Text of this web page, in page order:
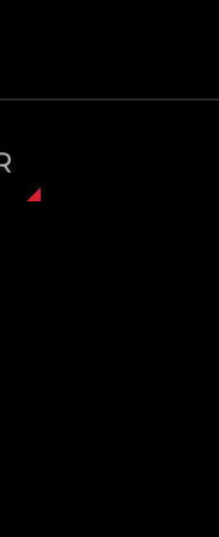
de
se propage
aidant les
intégrées aident
dans des
problèmes